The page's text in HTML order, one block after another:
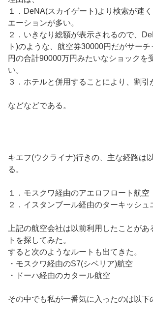
１．DeNA(スカイゲート)より検索が速
エーションが多い。
２．いきなり総額が表示されるので、
ト)のような、航空券30000円だがサー
円の合計90000万円みたいなショックを
い。
３．ホテルと併用することにより、割引
などなどである。
キエフ(ウクライナ)行きの、主な経路は
る。
１．モスクワ経由のアエロフロート航空
２．イスタンブール経由のターキッシュ
上記の航空会社は以前利用したことが
トを探してみた。
すると次のようなルートも出てきた。
・モスクワ経由のS7(シベリア)航空
・ドーハ経由のカタール航空
その中でも私が一番気に入ったのは以下